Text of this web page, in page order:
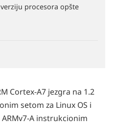
procesora opšte
Cortex-A7 jezgra na 1.2
setom za Linux OS i
A instrukcionim